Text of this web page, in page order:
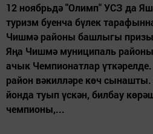
12 но­ябрь­дә "О­лимп" УСЗ да
ту­ризм бу­ен­ча бү­лек
Чиш­мә ра­йо­ны баш­лы­гы
Яңа Чиш­мә му­ни­ци­паль ра­йо­ны
ачык Чем­пи­о­нат­лар
ра­йон вә­кил­лә­ре көч
йон­да ту­ып үс­кән, бил­бау
чем­пи­о­ны,...